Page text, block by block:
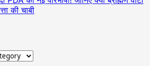
की चाबी